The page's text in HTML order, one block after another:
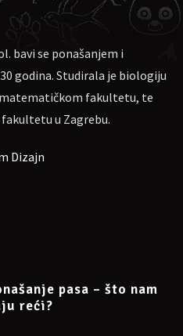
bavi se ponašanjem i
godina. Studirala je biologiju
fakultetu, te
u Zagrebu.
Dizajn
pasa – što nam
reći?